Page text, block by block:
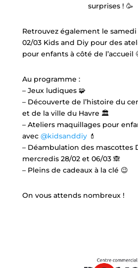
surprises ! 🥳
Retrouvez également le
02/03 Kids and Diy pour des
pour enfants à côté de l’accueil
Au programme :
– Jeux ludiques 🧩
– Découverte de l’histoire du
et de la ville du Havre 🏛️
– Ateliers maquillages pour
avec @kidsanddiy💄
– Déambulation des mascottes
mercredis 28/02 et 06/03 🙈
– Pleins de cadeaux à la clé 😉
On vous attends nombreux !